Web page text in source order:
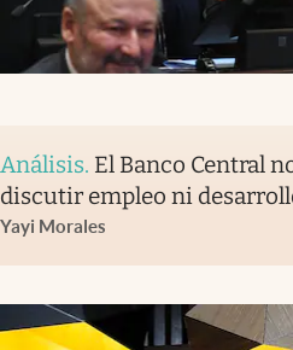
Análisis. El Banco Central
discutir empleo ni
Yayi Morales